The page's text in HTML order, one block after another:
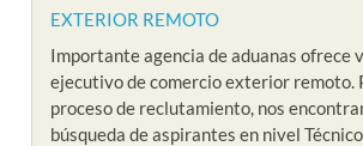
EXTERIOR REMOTO
Importante agencia de aduanas ofrece
ejecutivo de comercio exterior remoto.
proceso de reclutamiento, nos
búsqueda de aspirantes en nivel